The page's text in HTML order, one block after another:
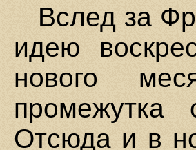
Вслед за
идею
нового
промежутка
Отсюда и в